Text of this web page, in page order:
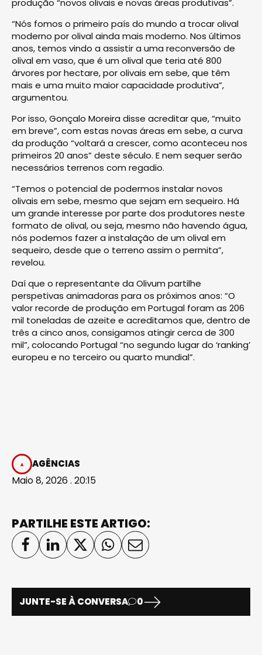
“Nós fomos o primeiro país do mundo a trocar olival
moderno por olival ainda mais moderno. Nos últimos
anos, temos vindo a assistir a uma reconversão de
olival em vaso, que é um olival que teria até 800
árvores por hectare, por olivais em sebe, que têm
mais e uma muito maior capacidade produtiva”,
argumentou.
Por isso, Gonçalo Moreira disse acreditar que, “muito
em breve”, com estas novas áreas em sebe, a curva
da produção “voltará a crescer, como aconteceu nos
primeiros 20 anos” deste século. E nem sequer serão
necessários terrenos com regadio.
“Temos o potencial de podermos instalar novos
olivais em sebe, mesmo que sejam em sequeiro. Há
um grande interesse por parte dos produtores neste
formato de olival, ou seja, mesmo não havendo água,
nós podemos fazer a instalação de um olival em
sequeiro, desde que o terreno assim o permita”,
revelou.
Daí que o representante da Olivum partilhe
perspetivas animadoras para os próximos anos: “O
valor recorde de produção em Portugal foram as 206
mil toneladas de azeite e acreditamos que, dentro de
três a cinco anos, consigamos atingir cerca de 300
mil”, colocando Portugal “no segundo lugar do ‘ranking’
europeu e no terceiro ou quarto mundial”.
AGÊNCIAS
Maio 8, 2026 . 20:15
PARTILHE ESTE ARTIGO:
JUNTE-SE À CONVERSA 0